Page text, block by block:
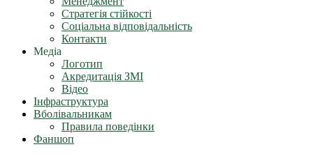
Стратегія стійкості
Соціальна відповідальність
Контакти
Медіа
Логотип
Акредитація ЗМІ
Відео
Інфраструктура
Вболівальникам
Правила поведінки
Фаншоп